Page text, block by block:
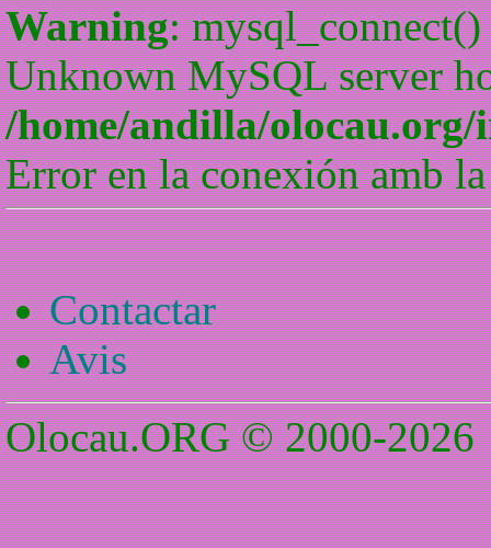
Warning:
Unknown MySQL server
/home/andilla/olocau.org/
Error en la conexión amb
Contactar
Avis
Olocau.ORG © 2000-2026